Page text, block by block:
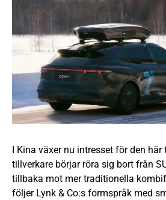
I Kina växer nu intresset för den
tillverkare börjar röra sig bort från
tillbaka mot mer traditionella
följer Lynk & Co:s formspråk med